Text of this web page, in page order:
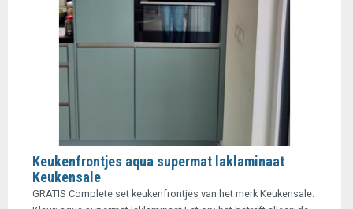
Keukenfrontjes aqua supermat laklaminaat
Keukensale
GRATIS Complete set keukenfrontjes van het merk Keukensale.